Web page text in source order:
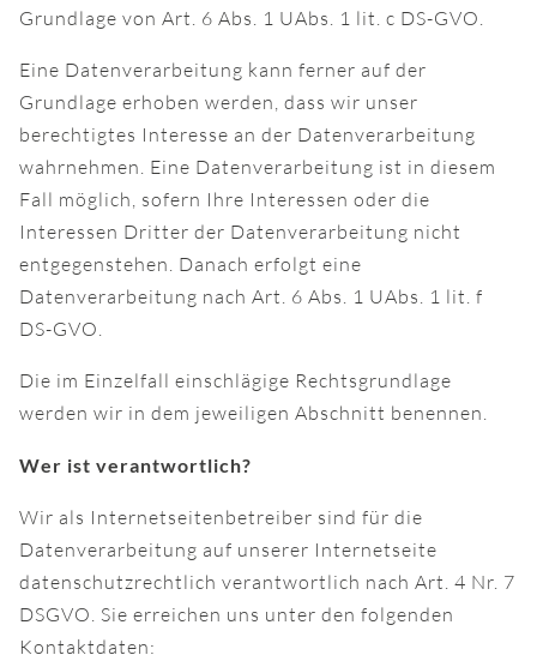
Grundlage von Art. 6 Abs. 1 UAbs. 1 lit. c DS-GVO.
Eine Datenverarbeitung kann ferner auf der
Grundlage erhoben werden, dass wir unser
berechtigtes Interesse an der Datenverarbeitung
wahrnehmen. Eine Datenverarbeitung ist in diesem
Fall möglich, sofern Ihre Interessen oder die
Interessen Dritter der Datenverarbeitung nicht
entgegenstehen. Danach erfolgt eine
Datenverarbeitung nach Art. 6 Abs. 1 UAbs. 1 lit. f
DS-GVO.
Die im Einzelfall einschlägige Rechtsgrundlage
werden wir in dem jeweiligen Abschnitt benennen.
Wer ist verantwortlich?
Wir als Internetseitenbetreiber sind für die
Datenverarbeitung auf unserer Internetseite
datenschutzrechtlich verantwortlich nach Art. 4 Nr. 7
DSGVO. Sie erreichen uns unter den folgenden
Kontaktdaten: